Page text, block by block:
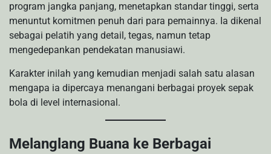
program jangka panjang, menetapkan standar tinggi, serta
menuntut komitmen penuh dari para pemainnya. Ia dikenal
sebagai pelatih yang detail, tegas, namun tetap
mengedepankan pendekatan manusiawi.
Karakter inilah yang kemudian menjadi salah satu alasan
mengapa ia dipercaya menangani berbagai proyek sepak
bola di level internasional.
Melanglang Buana ke Berbagai